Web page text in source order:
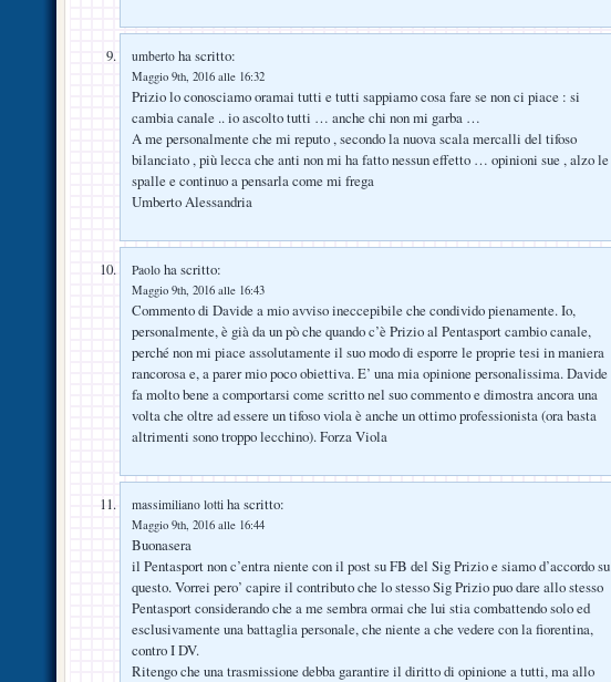
umberto ha scritto:
Maggio 9th, 2016 alle 16:32
Prizio lo conosciamo oramai tutti e tutti sappiamo cosa fare se non ci piace : si
cambia canale .. io ascolto tutti … anche chi non mi garba …
A me personalmente che mi reputo , secondo la nuova scala mercalli del tifoso
bilanciato , più lecca che anti non mi ha fatto nessun effetto … opinioni sue , alzo le
spalle e continuo a pensarla come mi frega
Umberto Alessandria
Paolo ha scritto:
Maggio 9th, 2016 alle 16:43
Commento di Davide a mio avviso ineccepibile che condivido pienamente. Io,
personalmente, è già da un pò che quando c’è Prizio al Pentasport cambio canale,
perché non mi piace assolutamente il suo modo di esporre le proprie tesi in maniera
rancorosa e, a parer mio poco obiettiva. E’ una mia opinione personalissima. Davide
fa molto bene a comportarsi come scritto nel suo commento e dimostra ancora una
volta che oltre ad essere un tifoso viola è anche un ottimo professionista (ora basta
altrimenti sono troppo lecchino). Forza Viola
massimiliano lotti ha scritto:
Maggio 9th, 2016 alle 16:44
Buonasera
il Pentasport non c’entra niente con il post su FB del Sig Prizio e siamo d’accordo su
questo. Vorrei pero’ capire il contributo che lo stesso Sig Prizio puo dare allo stesso
Pentasport considerando che a me sembra ormai che lui stia combattendo solo ed
esclusivamente una battaglia personale, che niente a che vedere con la fiorentina,
contro I DV.
Ritengo che una trasmissione debba garantire il diritto di opinione a tutti, ma allo